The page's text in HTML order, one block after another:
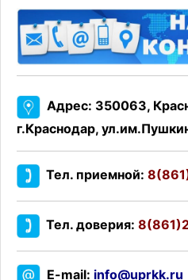
Адрес: 350063,
г.Краснодар,
Тел. приемной:
Тел. доверия:
E-mail: info@uprkk.ru